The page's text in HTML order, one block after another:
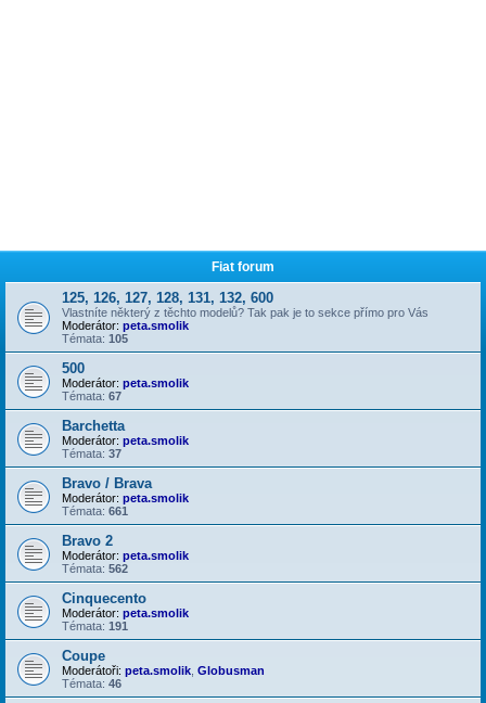
Fiat forum
125, 126, 127, 128, 131, 132, 600
Vlastníte některý z těchto modelů? Tak pak je to sekce přímo pro Vás
Moderátor: peta.smolik
Témata: 105
500
Moderátor: peta.smolik
Témata: 67
Barchetta
Moderátor: peta.smolik
Témata: 37
Bravo / Brava
Moderátor: peta.smolik
Témata: 661
Bravo 2
Moderátor: peta.smolik
Témata: 562
Cinquecento
Moderátor: peta.smolik
Témata: 191
Coupe
Moderátoři: peta.smolik Globusman
Témata: 46